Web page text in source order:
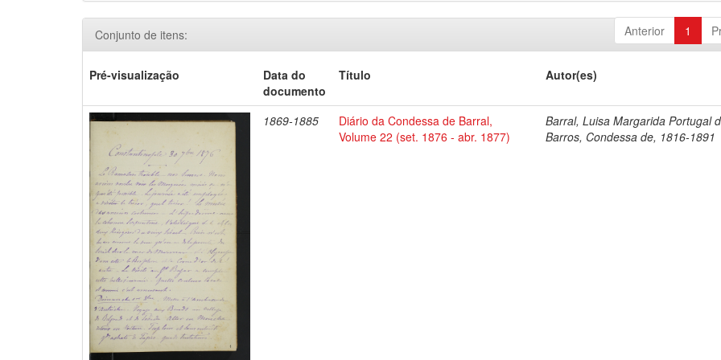
Anterior 1
Conjunto de itens:
Pré-visualização
Data do
documento
Título Autor(es)
1869-1885
Diário da Condessa de Barral,
Volume 22 (set. 1876 - abr. 1877)
Barral, Luisa Margarida Portugal
Barros, Condessa de, 1816-1891